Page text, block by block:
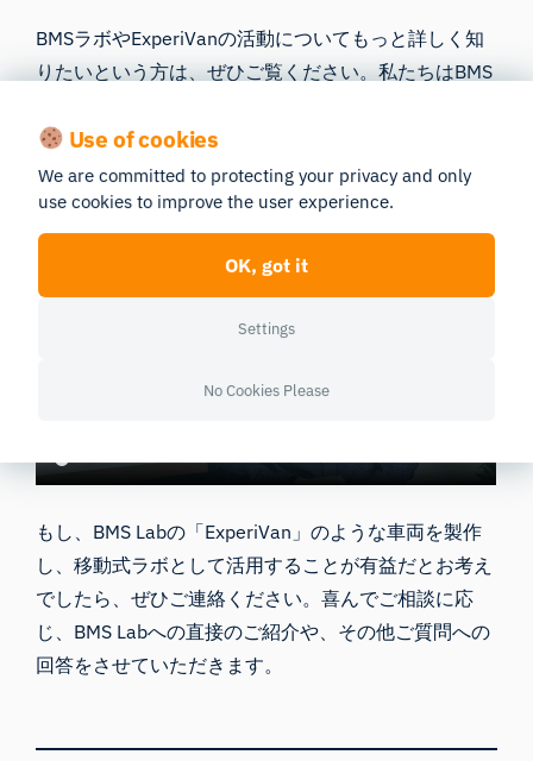
BMSラボやExperiVanの活動についてもっと詳しく知
りたいという方は、ぜひご覧ください。私たちはBMS
クロースター氏にインタビューを行いました。どうぞ
お楽しみください。
もし、BMS Labの「ExperiVan」のような車両を製作
し、移動式ラボとして活用することが有益だとお考え
でしたら、ぜひご連絡ください。喜んでご相談に応
じ、BMS Labへの直接のご紹介や、その他ご質問への
回答をさせていただきます。
Use of cookies
We are committed to protecting your privacy and only
use cookies to improve the user experience.
OK, got it
Settings
No Cookies Please